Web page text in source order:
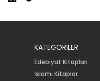
KATEGORİLER
Edebiyat Kitapları
İslami Kitaplar